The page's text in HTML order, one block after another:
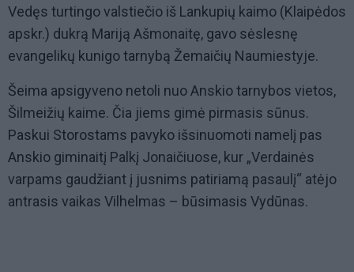
Vedęs turtingo valstiečio iš Lankupių kaimo (Klaipėdos
apskr.) dukrą Mariją Ašmonaitę, gavo sėslesnę
evangelikų kunigo tarnybą Žemaičių Naumiestyje.
Šeima apsigyveno netoli nuo Anskio tarnybos vietos,
Šilmeižių kaime. Čia jiems gimė pirmasis sūnus.
Paskui Storostams pavyko išsinuomoti namelį pas
Anskio giminaitį Palkį Jonaičiuose, kur „Verdainės
varpams gaudžiant į jusnims patiriamą pasaulį“ atėjo
antrasis vaikas Vilhelmas – būsimasis Vydūnas.